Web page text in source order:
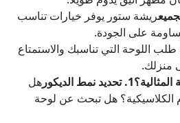
ريشة ستور يوفر خيارات تناسب
على الجودة.
اللوحة التي تناسبك والاستمتاع
منزلك.
المثالية؟1. تحديد نمط الديكور
هل
الكلاسيكية؟ هل تبحث عن لوحة